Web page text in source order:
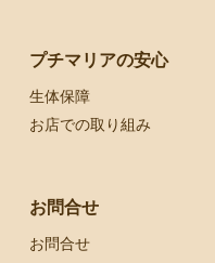
プチマリアの安心
生体保障
お店での取り組み
お問合せ
お問合せ